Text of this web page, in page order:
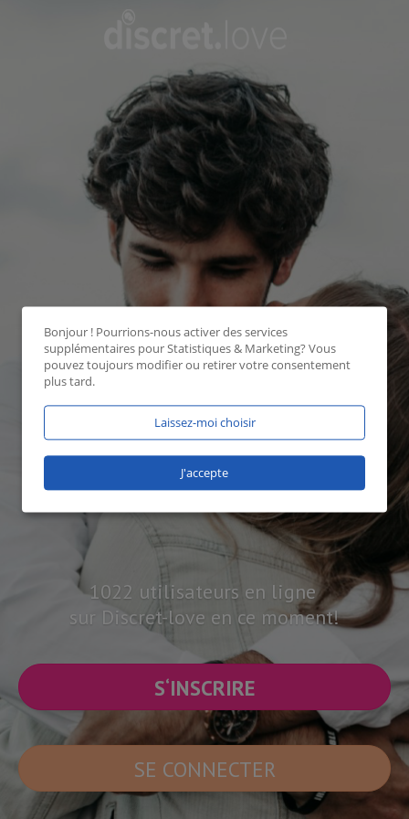
1022 utilisateurs en ligne
sur Discret-love en ce moment!
S‘INSCRIRE
SE CONNECTER
Bonjour ! Pourrions-nous activer des services
supplémentaires pourStatistiques & Marketing? Vous
pouvez toujours modifier ou retirer votre consentement
plus tard.
Laissez-moi choisir
J'accepte